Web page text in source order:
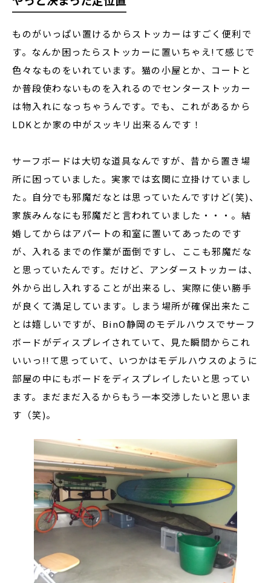
ものがいっぱい置けるからストッカーはすごく便利で
す。なんか困ったらストッカーに置いちゃえ!て感じで
色々なものをいれています。猫の小屋とか、コートと
か普段使わないものを入れるのでセンターストッカー
は物入れになっちゃうんです。でも、これがあるから
LDKとか家の中がスッキリ出来るんです！
サーフボードは大切な道具なんですが、昔から置き場
所に困っていました。実家では玄関に立掛けていまし
た。自分でも邪魔だなとは思っていたんですけど(笑)、
家族みんなにも邪魔だと言われていました・・・。結
婚してからはアパートの和室に置いてあったのです
が、入れるまでの作業が面倒ですし、ここも邪魔だな
と思っていたんです。だけど、アンダーストッカーは、
外から出し入れすることが出来るし、実際に使い勝手
が良くて満足しています。しまう場所が確保出来たこ
とは嬉しいですが、BinO静岡のモデルハウスでサーフ
ボードがディスプレイされていて、見た瞬間からこれ
いいっ!!て思っていて、いつかはモデルハウスのように
部屋の中にもボードをディスプレイしたいと思ってい
ます。まだまだ入るからもう一本交渉したいと思いま
す（笑)。